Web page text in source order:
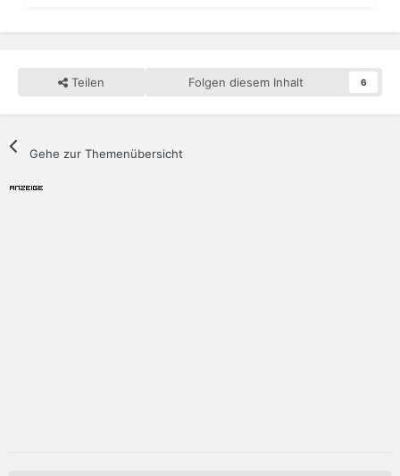
Teilen Folgen diesem Inhalt 6
Gehe zur Themenübersicht